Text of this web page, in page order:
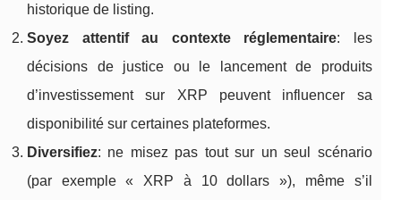
historique de listing.
Soyez attentif au contexte réglementaire: les
décisions de justice ou le lancement de produits
d’investissement sur XRP peuvent influencer sa
disponibilité sur certaines plateformes.
Diversifiez: ne misez pas tout sur un seul scénario
(par exemple « XRP à 10 dollars »), même s’il